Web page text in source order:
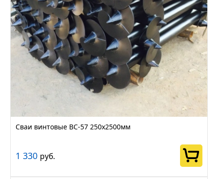
Сваи винтовые ВС-57 250х2500мм
1 330 руб.